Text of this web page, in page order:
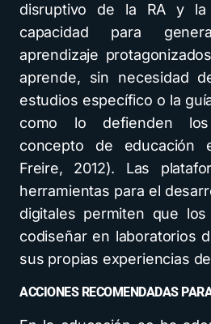
disruptivo de la RA y
capacidad para
aprendizaje
aprende, sin necesidad
estudios específico o la
como lo defienden
concepto de educación
Freire, 2012). Las
herramientas para el
digitales permiten que
codiseñar en laboratorios
sus propias experiencias
ACCIONES RECOMENDADAS